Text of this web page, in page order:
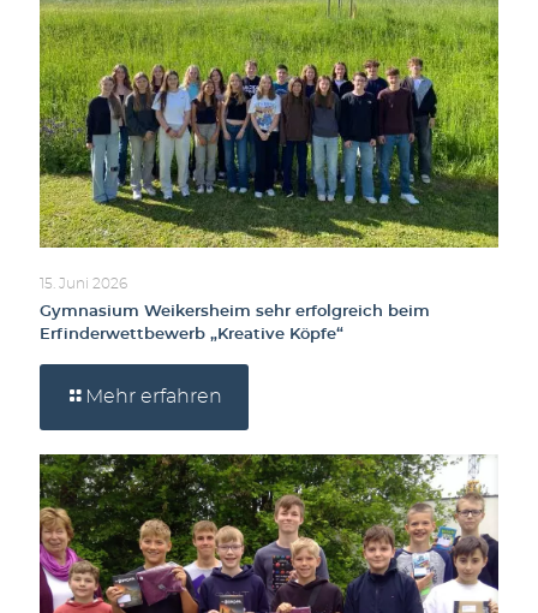
15. Juni 2026
Gymnasium Weikersheim sehr erfolgreich beim
Erfinderwettbewerb „Kreative Köpfe“
Mehr erfahren